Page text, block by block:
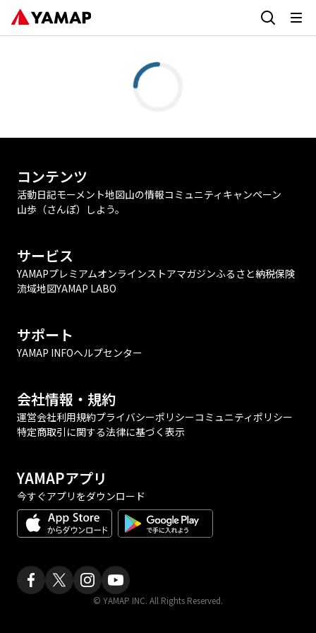
コンテンツ
活動日記モーメント地図山の情報コミュニティ キャンペーン
山歩（さんぽ）しよう。
サービス
YAMAPプレミアムオンラインストアマガジンふるさと納税保険
流域地図YAMAP LABO
サポート
YAMAP INFOヘルプセンター
会社情報・規約
運営会社利用規約プライバシーポリシーコミュニティポリシー
特定商取引に関する法律に基づく表示
YAMAPアプリ
今すぐアプリをダウンロード
© YAMAP INC. All Rights Reserved.